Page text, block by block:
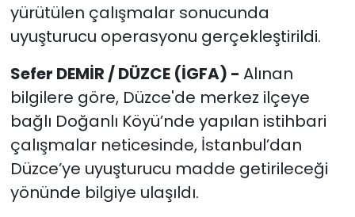
yürütülen çalışmalar sonucunda
uyuşturucu operasyonu gerçekleştirildi.
Sefer DEMİR / DÜZCE (İGFA) - Alınan
bilgilere göre, Düzce'de merkez ilçeye
bağlı Doğanlı Köyü’nde yapılan istihbari
çalışmalar neticesinde, İstanbul’dan
Düzce’ye uyuşturucu madde getirileceği
yönünde bilgiye ulaşıldı.